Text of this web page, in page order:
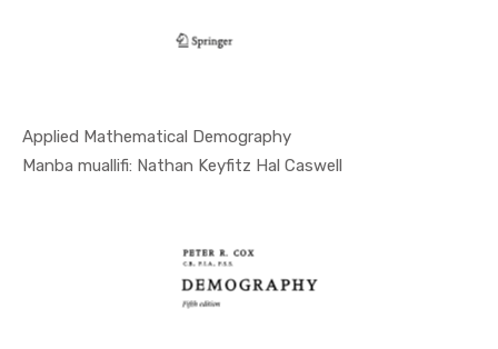
Applied Mathematical Demography
Manba muallifi: Nathan Keyfitz Hal Caswell
In Demogra...